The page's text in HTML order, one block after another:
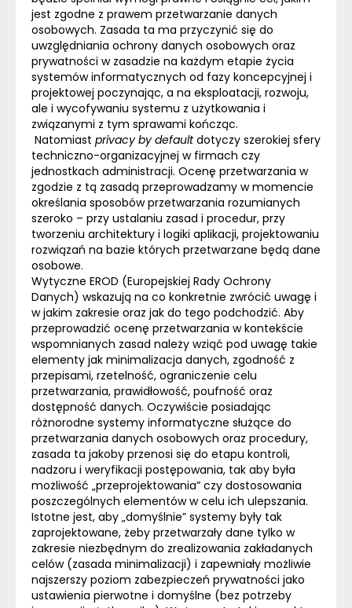
jest zgodne z prawem przetwarzanie danych
osobowych. Zasada ta ma przyczynić się do
uwzględniania ochrony danych osobowych oraz
prywatności w zasadzie na każdym etapie życia
systemów informatycznych od fazy koncepcyjnej i
projektowej poczynając, a na eksploatacji, rozwoju,
ale i wycofywaniu systemu z użytkowania i
związanymi z tym sprawami kończąc.
Natomiast privacy by defaultdotyczy szerokiej sfery
techniczno-organizacyjnej w firmach czy
jednostkach administracji. Ocenę przetwarzania w
zgodzie z tą zasadą przeprowadzamy w momencie
określania sposobów przetwarzania rozumianych
szeroko – przy ustalaniu zasad i procedur, przy
tworzeniu architektury i logiki aplikacji, projektowaniu
rozwiązań na bazie których przetwarzane będą dane
osobowe.
Wytyczne EROD (Europejskiej Rady Ochrony
Danych) wskazują na co konkretnie zwrócić uwagę i
w jakim zakresie oraz jak do tego podchodzić. Aby
przeprowadzić ocenę przetwarzania w kontekście
wspomnianych zasad należy wziąć pod uwagę takie
elementy jak minimalizacja danych, zgodność z
przepisami, rzetelność, ograniczenie celu
przetwarzania, prawidłowość, poufność oraz
dostępność danych. Oczywiście posiadając
różnorodne systemy informatyczne służące do
przetwarzania danych osobowych oraz procedury,
zasada ta jakoby przenosi się do etapu kontroli,
nadzoru i weryfikacji postępowania, tak aby była
możliwość „przeprojektowania” czy dostosowania
poszczególnych elementów w celu ich ulepszania.
Istotne jest, aby „domyślnie” systemy były tak
zaprojektowane, żeby przetwarzały dane tylko w
zakresie niezbędnym do zrealizowania zakładanych
celów (zasada minimalizacji) i zapewniały możliwie
najszerszy poziom zabezpieczeń prywatności jako
ustawienia pierwotne i domyślne (bez potrzeby